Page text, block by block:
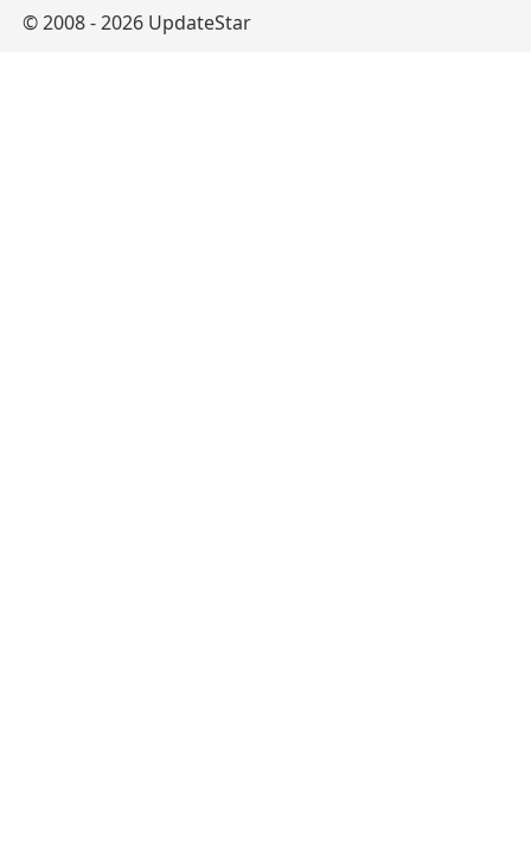
© 2008 - 2026 UpdateStar